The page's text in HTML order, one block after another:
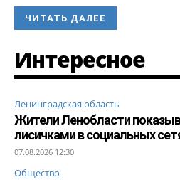
ЧИТАТЬ ДАЛЕЕ
Интересное
Ленинградская область
Жители Ленобласти
лисичками в социальных
07.08.2026 12:30
Общество